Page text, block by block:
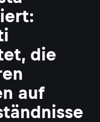
die
auf